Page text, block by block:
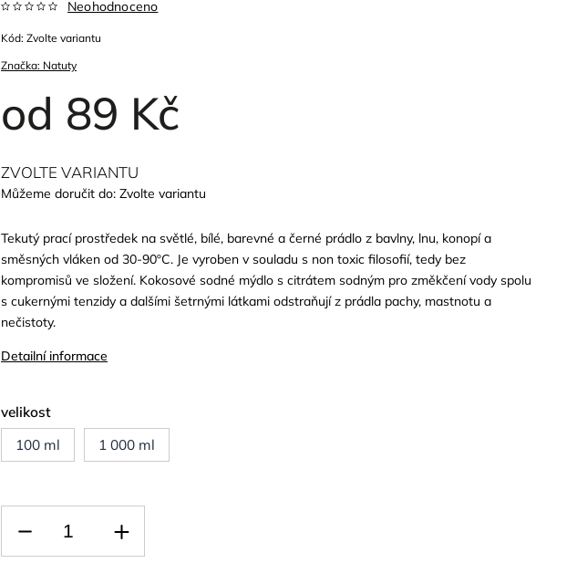
Značka: Natuty
Neohodnoceno
od 89 Kč
Kód: Zvolte variantu
Tekutý prací prostředek na světlé, bílé, barevné a černé prádlo z bavlny, lnu, konopí a
směsných vláken od 30-90ºC. Je vyroben v souladu s non toxic filosofií, tedy bez
kompromisů ve složení. Kokosové sodné mýdlo s citrátem sodným pro změkčení vody spolu
s cukernými tenzidy a dalšími šetrnými látkami odstraňují z prádla pachy, mastnotu a
nečistoty.
Detailní informace
velikost
100 ml
1 000 ml
ZVOLTE VARIANTU
Můžeme doručit do: Zvolte variantu